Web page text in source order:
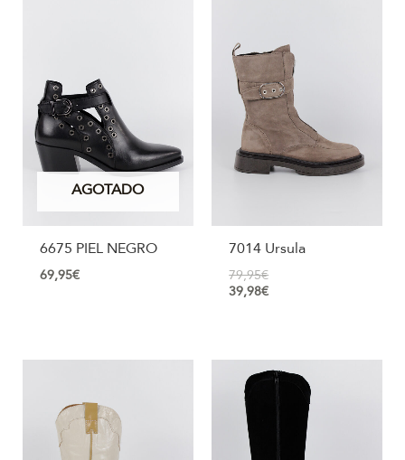
AGOTADO
6675 PIEL NEGRO
69,95€
7014 Ursula
79,95€
39,98€